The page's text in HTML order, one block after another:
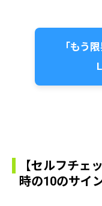
「もう
【セルフチェ
時の10のサイ